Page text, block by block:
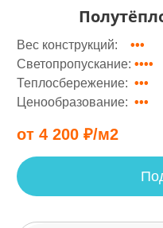
Вес конструкций: •••
Светопропускание: ••••
Теплосбережение: •••
Ценообразование: •••
от 4 200 ₽/м2